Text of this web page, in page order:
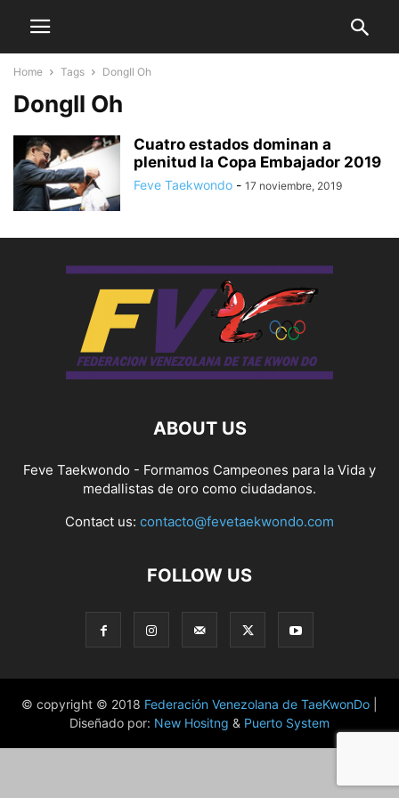
Home Tags DongIl Oh
DongIl Oh
Cuatro estados dominan a
plenitud la Copa Embajador 2019
Feve Taekwondo - 17 noviembre, 2019
ABOUT US
Feve Taekwondo - Formamos Campeones para la Vida y
medallistas de oro como ciudadanos.
Contact us: contacto@fevetaekwondo.com
FOLLOW US
© copyright © 2018 Federación Venezolana de TaeKwonDo
Diseñado por: New Hositng & Puerto System